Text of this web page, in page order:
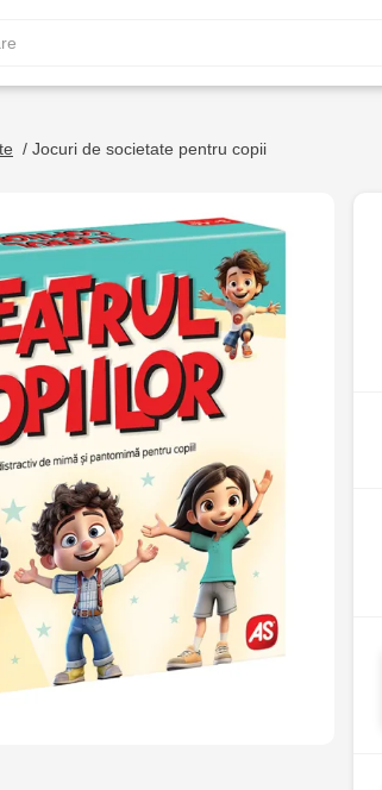
/ Jocuri de societate pentru copii